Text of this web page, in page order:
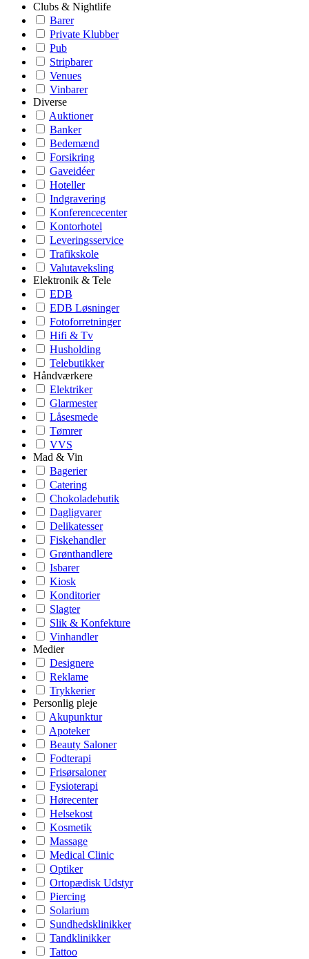
Clubs & Nightlife
Barer
Private Klubber
Pub
Stripbarer
Venues
Vinbarer
Diverse
Auktioner
Banker
Bedemænd
Forsikring
Gaveidéer
Hoteller
Indgravering
Konferencecenter
Kontorhotel
Leveringsservice
Trafikskole
Valutaveksling
Elektronik & Tele
EDB
EDB Løsninger
Fotoforretninger
Hifi & Tv
Husholding
Telebutikker
Håndværkere
Elektriker
Glarmester
Låsesmede
Tømrer
VVS
Mad & Vin
Bagerier
Catering
Chokoladebutik
Dagligvarer
Delikatesser
Fiskehandler
Grønthandlere
Isbarer
Kiosk
Konditorier
Slagter
Slik & Konfekture
Vinhandler
Medier
Designere
Reklame
Trykkerier
Personlig pleje
Akupunktur
Apoteker
Beauty Saloner
Fodterapi
Frisørsaloner
Fysioterapi
Hørecenter
Helsekost
Kosmetik
Massage
Medical Clinic
Optiker
Ortopædisk Udstyr
Piercing
Solarium
Sundhedsklinikker
Tandklinikker
Tattoo